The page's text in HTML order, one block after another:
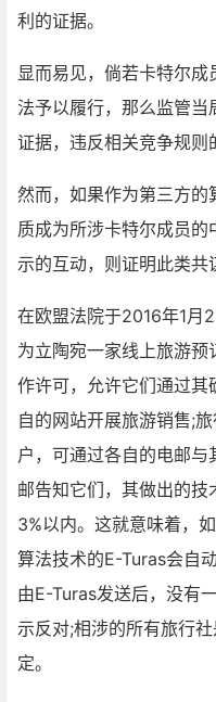
利的证据。
显而易见，倘若卡特尔
法予以履行，那么监管
证据，违反相关竞争规则
然而，如果作为第三方的
质成为所涉卡特尔成员
示的互动，则证明此类共
在欧盟法院于2016年1月
为立陶宛一家线上旅游
作许可，允许它们通过
自的网站开展旅游销售;
户，可通过各自的电邮
邮告知它们，其做出的
3%以内。这就意味着，
算法技术的E-Turas会自
由E-Turas发送后，没有
示反对;相涉的所有旅行
定。